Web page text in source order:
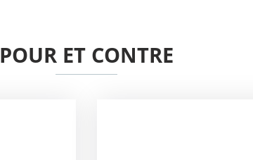
POUR ET CONTRE